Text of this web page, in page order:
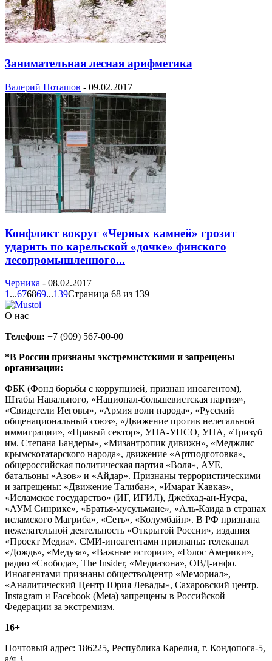
Занимательная лесная арифметика
Валерий Поташов - 09.02.2017
Конфликт вокруг «Черных камней» грозит
ударить по карельской «дочке» финского
лесопромышленного...
Черника - 08.02.2017
1 ...676869...139Страница 68 из 139
О нас
Телефон: +7 (909) 567-00-00
*В России признаны экстремистскими и запрещены
организации:
ФБК (Фонд борьбы с коррупцией, признан иноагентом),
Штабы Навального, «Национал-большевистская партия»,
«Свидетели Иеговы», «Армия воли народа», «Русский
общенациональный союз», «Движение против нелегальной
иммиграции», «Правый сектор», УНА-УНСО, УПА, «Тризуб
им. Степана Бандеры», «Мизантропик дивижн», «Меджлис
крымскотатарского народа», движение «Артподготовка»,
общероссийская политическая партия «Воля», АУЕ,
батальоны «Азов» и «Айдар». Признаны террористическими
и запрещены: «Движение Талибан», «Имарат Кавказ»,
«Исламское государство» (ИГ, ИГИЛ), Джебхад-ан-Нусра,
«АУМ Синрике», «Братья-мусульмане», «Аль-Каида в странах
исламского Магриба», «Сеть», «Колумбайн». В РФ признана
нежелательной деятельность «Открытой России», издания
«Проект Медиа». СМИ-иноагентами признаны: телеканал
«Дождь», «Медуза», «Важные истории», «Голос Америки»,
радио «Свобода», The Insider, «Медиазона», ОВД-инфо.
Иноагентами признаны общество/центр «Мемориал»,
«Аналитический Центр Юрия Левады», Сахаровский центр.
Instagram и Facebook (Metа) запрещены в Российской
Федерации за экстремизм.
16+
Почтовый адрес: 186225, Республика Карелия, г. Кондопога-5,